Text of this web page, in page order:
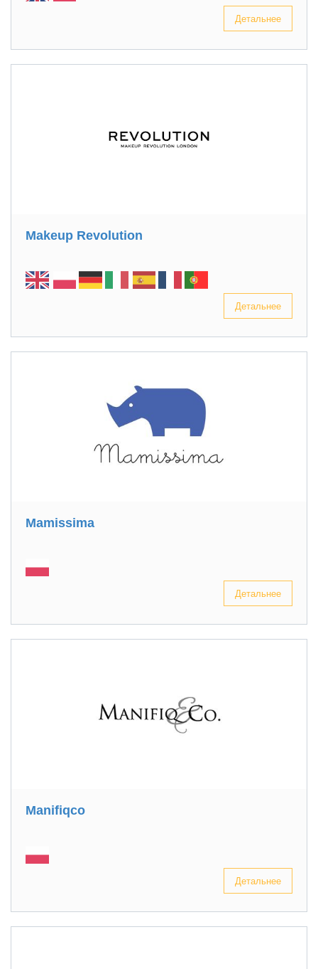
Детальнее
Makeup Revolution
Детальнее
Mamissima
Детальнее
Manifiqco
Детальнее